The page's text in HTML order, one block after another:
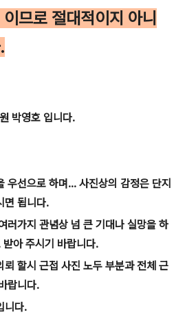
므로 절대적이지 아니
박영호 입니다.
우선으로 하며... 사진상의 감정은 단지
면 됩니다.
러가지 관념상 넘 큰 기대나 실망을 하
아 주시기 바랍니다.
뢰 할시 근접 사진 노두 부분과 전체 근
랍니다.
니다.